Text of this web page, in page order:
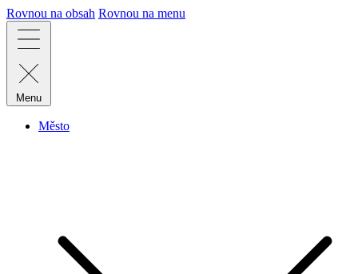
Rovnou na obsah Rovnou na menu
Menu
Město